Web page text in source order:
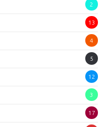
2
13
4
5
12
3
17